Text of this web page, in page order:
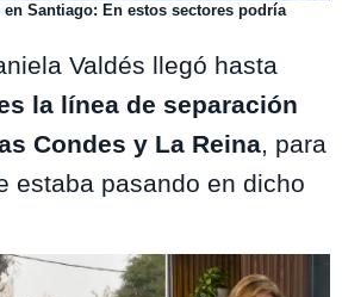
Santiago: En estos sectores podría
Valdés llegó hasta
la línea de separación
Condes y La Reina, para
estaba pasando en dicho